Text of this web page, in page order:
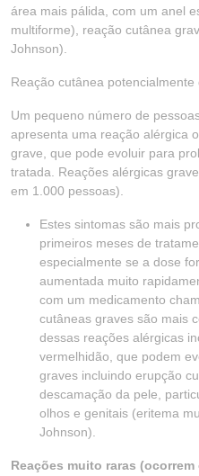
área mais pálida, com um anel
multiforme), reação cutânea
Johnson).
Reação cutânea potencialmente
Um pequeno número de
apresenta uma reação alérgica
grave, que pode evoluir para
tratada. Reações alérgicas
em 1.000 pessoas).
Estes sintomas são mais
primeiros meses de
especialmente se a dose
aumentada muito
com um medicamento
cutâneas graves são mais
dessas reações alérgicas
vermelhidão, que podem
graves incluindo erupção
descamação da pele,
olhos e genitais (eritema
Johnson).
Reações muito raras (ocorrem